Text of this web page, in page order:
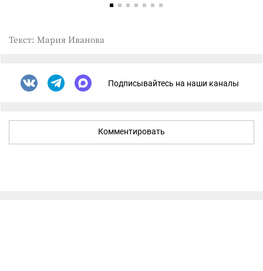
Текст: Мария Иванова
Подписывайтесь на наши каналы
Комментировать